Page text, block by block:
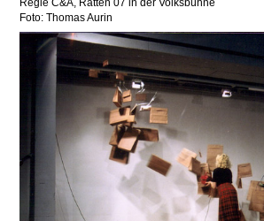
Regie C&A, Ratten 07 in der Volksbühne
Foto: Thomas Aurin